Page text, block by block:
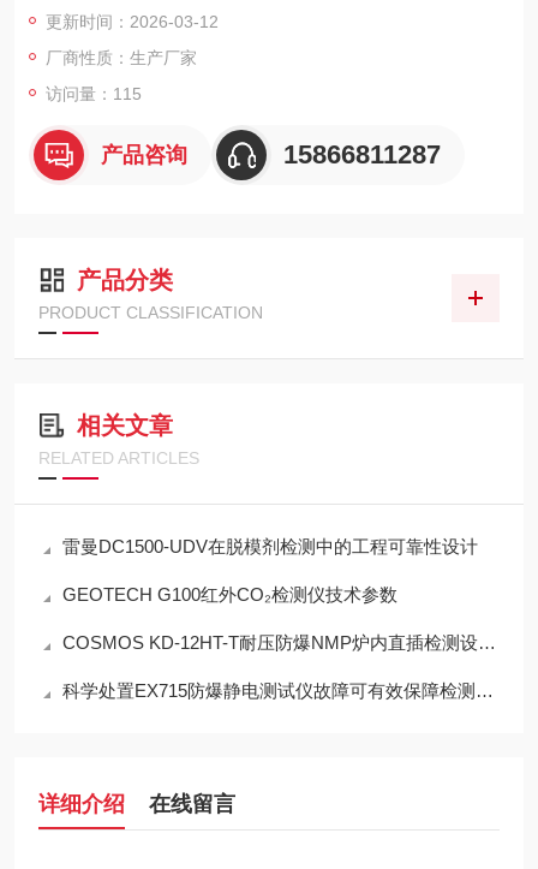
更新时间：2026-03-12
厂商性质：生产厂家
访问量：115
产品咨询 15866811287
产品分类
PRODUCT CLASSIFICATION
相关文章
RELATED ARTICLES
雷曼DC1500-UDV在脱模剂检测中的工程可靠性设计
GEOTECH G100红外CO₂检测仪技术参数
COSMOS KD-12HT-T耐压防爆NMP炉内直插检测设备工程设计指南
科学处置EX715防爆静电测试仪故障可有效保障检测工作正常开展
详细介绍 在线留言